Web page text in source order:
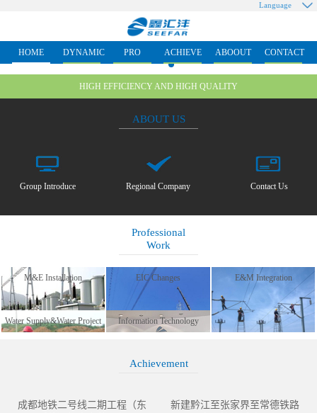
Language
HOME DYNAMIC PRO ACHIEVE ABOOUT CONTACT
HIGH EFFICIENCY AND HIGH QUALITY
ABOUT US
Group Introduce Regional Company Contact Us
Professional
Work
M&E Installation EIC Changes E&M Integration
Water Supply&Water Project Information Technology
Achievement
成都地铁二号线二期工程（东
新建黔江至张家界至常德铁路